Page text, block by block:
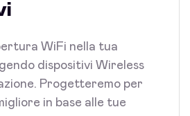
WiFi nella tua
dispositivi Wireless
Progetteremo per
in base alle tue